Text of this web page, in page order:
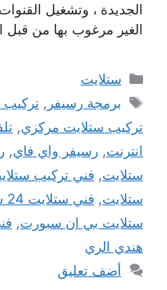
الجديدة ، وتشغيل
الغير مرغوب بها من
التصنيفات
ستلايت
الوسوم
برمجة رسيفر ,تركيب
تركيب ستلايت مركزي,
انترنت, رسيفر واي فاي,
ستلايت, فني تركيب
ستلايت, فني ستلايت 24 ساعة
ستلايت بي ان سبورت,
هندي الري
أضف تعليق